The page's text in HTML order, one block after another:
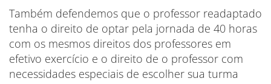
Também defendemos que o professor readaptado
tenha o direito de optar pela jornada de 40 horas
com os mesmos direitos dos professores em
efetivo exercício e o direito de o professor com
necessidades especiais de escolher sua turma